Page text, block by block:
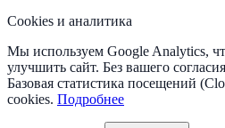
Cookies и аналитика
Мы используем Google Analytics,
улучшить сайт. Без вашего
Базовая статистика посещений
cookies. Подробнее